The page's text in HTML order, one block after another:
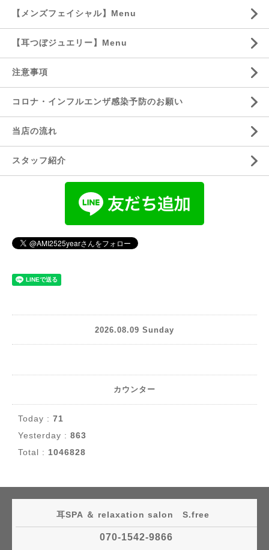
【メンズフェイシャル】Menu
【耳つぼジュエリー】Menu
注意事項
コロナ・インフルエンザ感染予防のお願い
当店の流れ
スタッフ紹介
2026.08.09 Sunday
カウンター
Today : 71
Yesterday : 863
Total : 1046828
耳SPA ＆ relaxation salon S.free
070-1542-9866